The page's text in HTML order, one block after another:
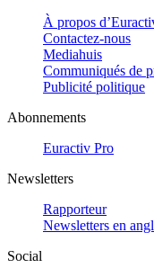
À propos
Contactez-nous
Mediahuis
Communiqués de
Publicité politique
Abonnements
Euractiv Pro
Newsletters
Rapporteur
Newsletters en
Social